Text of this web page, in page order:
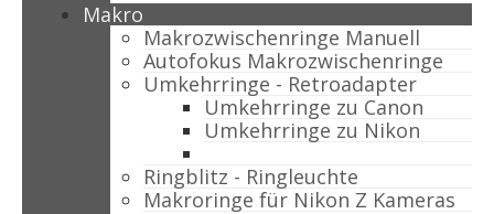
Makro
Makrozwischenringe Manuell
Autofokus Makrozwischenringe
Umkehrringe - Retroadapter
Umkehrringe zu Canon
Umkehrringe zu Nikon
Ringblitz - Ringleuchte
Makroringe für Nikon Z Kameras